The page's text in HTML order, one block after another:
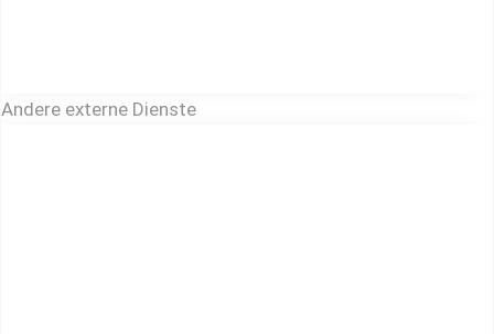
Andere externe Dienste